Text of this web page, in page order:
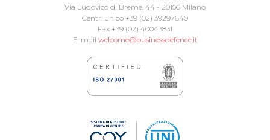
Via Ludovico di Breme, 44 - 20156 Milano
Centr. unico +39 (02) 39297640
Fax +39 (02) 40043831
E-mail welcome@businessdefence.it